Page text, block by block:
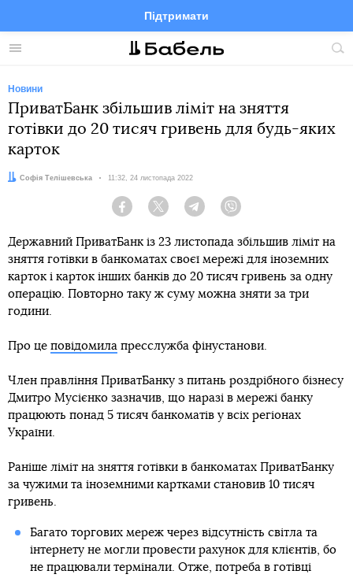
Меню
Підтримати
FacebookTelegramTwitter
Новини
ПриватБанк збільшив ліміт на зняття
готівки до 20 тисяч гривень для будь-яких
карток
Автор:
Софія Телішевська Дата:
11:32, 24 листопада 2022
Facebook Twitter Telegram
Державний ПриватБанк із 23 листопада збільшив ліміт на
зняття готівки в банкоматах своєї мережі для іноземних
карток і карток інших банків до 20 тисяч гривень за одну
операцію. Повторно таку ж суму можна зняти за три
години.
Про це повідомила пресслужба фінустанови.
Член правління ПриватБанку з питань роздрібного бізнесу
Дмитро Мусієнко зазначив, що наразі в мережі банку
працюють понад 5 тисяч банкоматів у всіх регіонах
України.
Раніше ліміт на зняття готівки в банкоматах ПриватБанку
за чужими та іноземними картками становив 10 тисяч
гривень.
Багато торгових мереж через відсутність світла та
інтернету не могли провести рахунок для клієнтів, бо
не працювали термінали. Отже, потреба в готівці